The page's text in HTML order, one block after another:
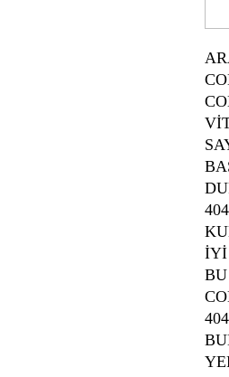
İYİ